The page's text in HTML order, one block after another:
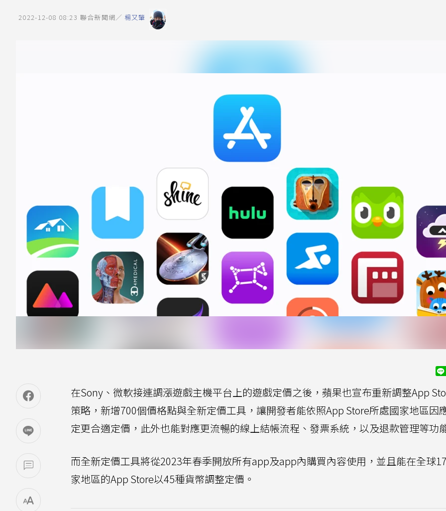
2022-12-08 08:23 聯合新聞網／ 楊又肇
在Sony、微軟接連調漲遊戲主機平台上的遊戲定價之後，蘋果也宣布重新調整App
策略，新增700個價格點與全新定價工具，讓開發者能依照App Store所處國家地區因
定更合適定價，此外也能對應更流暢的線上結帳流程、發票系統，以及退款管理等功
而全新定價工具將從2023年春季開放所有app及app內購買內容使用，並且能在全球
家地區的App Store以45種貨幣調整定價。